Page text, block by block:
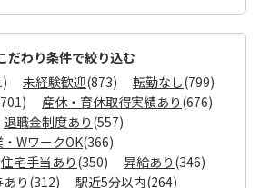
だわり条件で絞り込む
未経験歓迎(873) 転勤なし(799)
産休・育休取得実績あり (676)
退職金制度あり (557)
・WワークOK(366)
住宅手当あり (350) 昇給あり (346)
り (312) 駅近5分以内(264)